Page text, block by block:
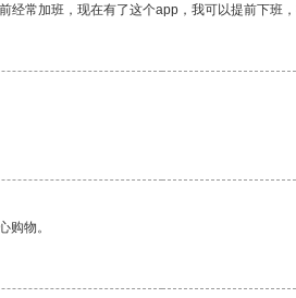
常加班，现在有了这个app，我可以提前下班，
购物。